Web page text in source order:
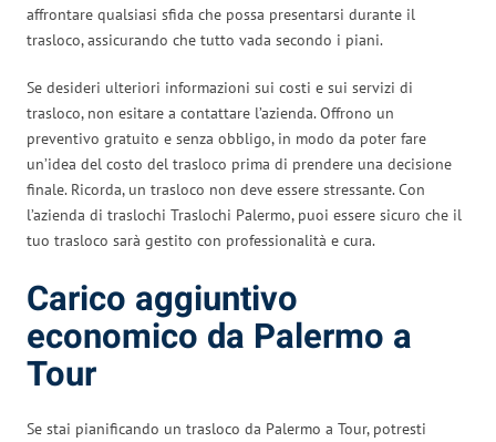
affrontare qualsiasi sfida che possa presentarsi durante il
trasloco, assicurando che tutto vada secondo i piani.
Se desideri ulteriori informazioni sui costi e sui servizi di
trasloco, non esitare a contattare l’azienda. Offrono un
preventivo gratuito e senza obbligo, in modo da poter fare
un’idea del costo del trasloco prima di prendere una decisione
finale. Ricorda, un trasloco non deve essere stressante. Con
l’azienda di traslochi Traslochi Palermo, puoi essere sicuro che il
tuo trasloco sarà gestito con professionalità e cura.
Carico aggiuntivo
economico da Palermo a
Tour
Se stai pianificando un trasloco da Palermo a Tour, potresti